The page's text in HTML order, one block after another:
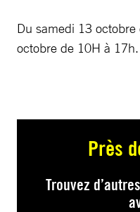
Du samedi 13
octobre de 10H à 17h.
Près
Trouvez